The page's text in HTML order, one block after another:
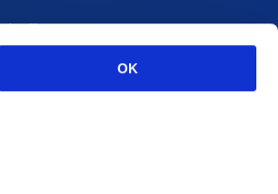
OK